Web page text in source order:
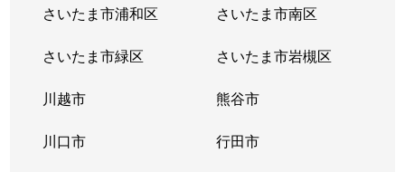
大字水野
2,200万円 入曽
大字水野
3,200万円 入曽
大字水野
入曽
大字水野
さいたま市浦和区 さいたま市南区
さいたま市緑区 さいたま市岩槻区
川越市 熊谷市
川口市 行田市